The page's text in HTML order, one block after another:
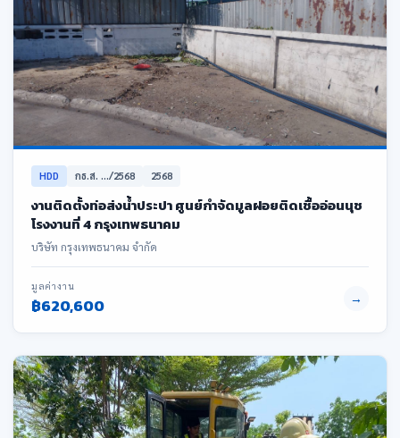
HDD กธ.ส. .../2568 2568
งานติดตั้งท่อส่งน้ำประปา ศูนย์กำจัดมูลฝอยติดเชื้ออ่อนนุช
โรงงานที่ 4 กรุงเทพธนาคม
บริษัท กรุงเทพธนาคม จำกัด
มูลค่างาน
฿620,600 →